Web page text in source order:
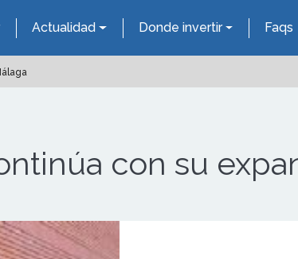
Actualidad Donde invertir Faqs
con su